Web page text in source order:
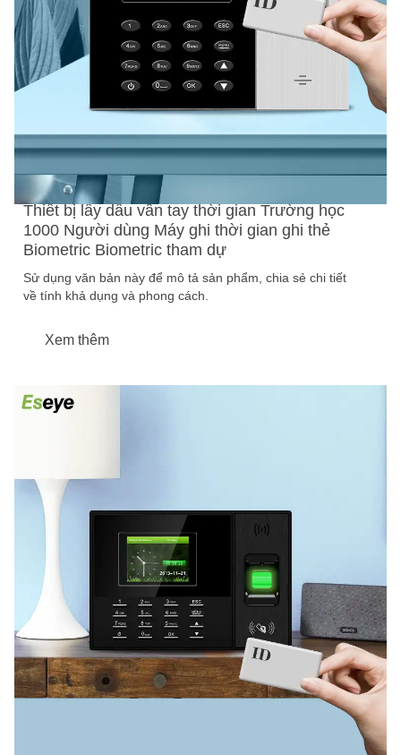
Thiết bị lấy dấu vân tay thời gian Trường học
1000 Người dùng Máy ghi thời gian ghi thẻ
Biometric Biometric tham dự
Sử dụng văn bản này để mô tả sản phẩm, chia sẻ chi tiết
về tính khả dụng và phong cách.
Xem thêm